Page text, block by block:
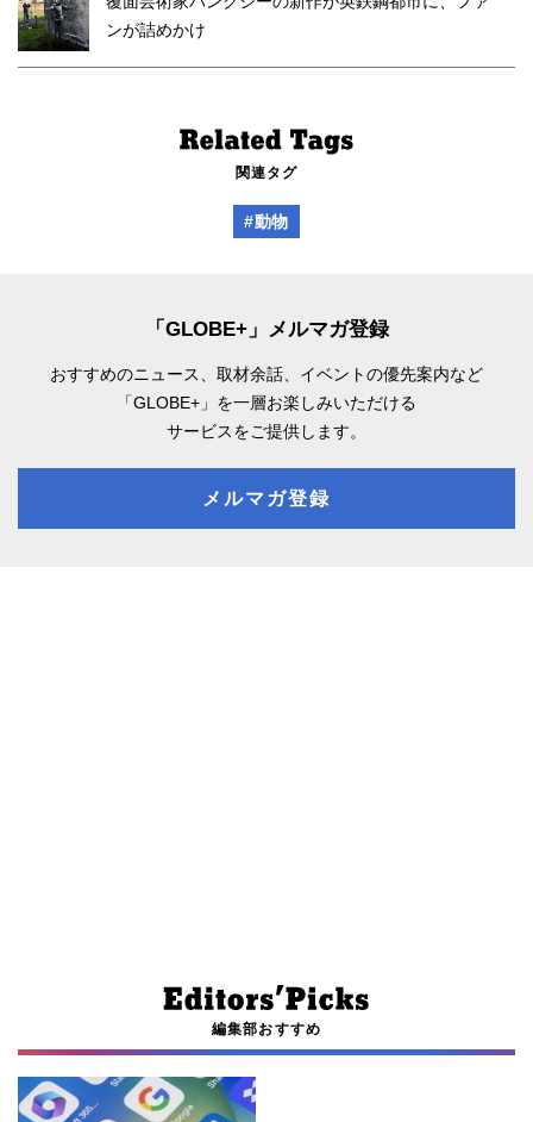
ンが詰めかけ
関連タグ
#動物
「GLOBE+」メルマガ登録
おすすめのニュース、取材余話、 イベントの優先案内など
「GLOBE+」を一層お楽しみいただける
サービスをご提供します。
メルマガ登録
編集部おすすめ